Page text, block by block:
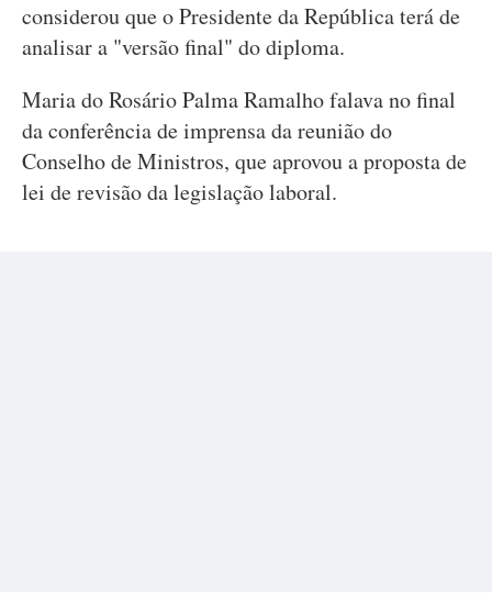
considerou que o Presidente da República terá de
analisar a "versão final" do diploma.
Maria do Rosário Palma Ramalho falava no final
da conferência de imprensa da reunião do
Conselho de Ministros, que aprovou a proposta de
lei de revisão da legislação laboral.